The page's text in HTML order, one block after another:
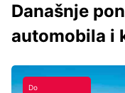
Današnje
automobila i
Do